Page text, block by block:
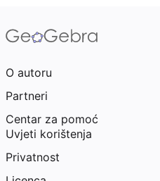
O autoru
Partneri
Centar za pomoć
Uvjeti korištenja
Privatnost